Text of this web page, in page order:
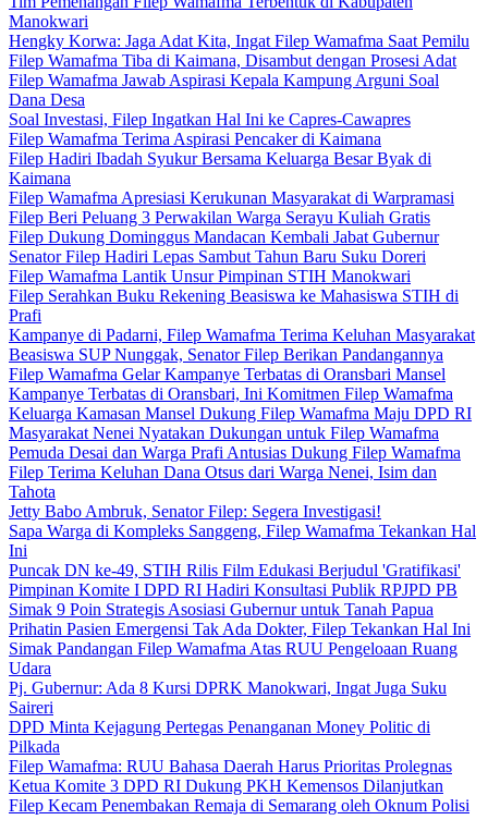
Manokwari
Hengky Korwa: Jaga Adat Kita, Ingat Filep Wamafma Saat Pemilu
Filep Wamafma Tiba di Kaimana, Disambut dengan Prosesi Adat
Filep Wamafma Jawab Aspirasi Kepala Kampung Arguni Soal
Dana Desa
Soal Investasi, Filep Ingatkan Hal Ini ke Capres-Cawapres
Filep Wamafma Terima Aspirasi Pencaker di Kaimana
Filep Hadiri Ibadah Syukur Bersama Keluarga Besar Byak di
Kaimana
Filep Wamafma Apresiasi Kerukunan Masyarakat di Warpramasi
Filep Beri Peluang 3 Perwakilan Warga Serayu Kuliah Gratis
Filep Dukung Dominggus Mandacan Kembali Jabat Gubernur
Senator Filep Hadiri Lepas Sambut Tahun Baru Suku Doreri
Filep Wamafma Lantik Unsur Pimpinan STIH Manokwari
Filep Serahkan Buku Rekening Beasiswa ke Mahasiswa STIH di
Prafi
Kampanye di Padarni, Filep Wamafma Terima Keluhan Masyarakat
Beasiswa SUP Nunggak, Senator Filep Berikan Pandangannya
Filep Wamafma Gelar Kampanye Terbatas di Oransbari Mansel
Kampanye Terbatas di Oransbari, Ini Komitmen Filep Wamafma
Keluarga Kamasan Mansel Dukung Filep Wamafma Maju DPD RI
Masyarakat Nenei Nyatakan Dukungan untuk Filep Wamafma
Pemuda Desai dan Warga Prafi Antusias Dukung Filep Wamafma
Filep Terima Keluhan Dana Otsus dari Warga Nenei, Isim dan
Tahota
Jetty Babo Ambruk, Senator Filep: Segera Investigasi!
Sapa Warga di Kompleks Sanggeng, Filep Wamafma Tekankan Hal
Ini
Puncak DN ke-49, STIH Rilis Film Edukasi Berjudul 'Gratifikasi'
Pimpinan Komite I DPD RI Hadiri Konsultasi Publik RPJPD PB
Simak 9 Poin Strategis Asosiasi Gubernur untuk Tanah Papua
Prihatin Pasien Emergensi Tak Ada Dokter, Filep Tekankan Hal Ini
Simak Pandangan Filep Wamafma Atas RUU Pengeloaan Ruang
Udara
Pj. Gubernur: Ada 8 Kursi DPRK Manokwari, Ingat Juga Suku
Saireri
DPD Minta Kejagung Pertegas Penanganan Money Politic di
Pilkada
Filep Wamafma: RUU Bahasa Daerah Harus Prioritas Prolegnas
Ketua Komite 3 DPD RI Dukung PKH Kemensos Dilanjutkan
Filep Kecam Penembakan Remaja di Semarang oleh Oknum Polisi